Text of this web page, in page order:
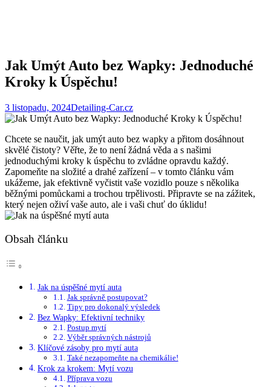
Jak Umýt Auto bez Wapky: Jednoduché
Kroky k Úspěchu!
3 listopadu, 2024Detailing-Car.cz
Chcete se naučit, jak umýt auto bez wapky a přitom dosáhnout
skvělé čistoty? Věřte, že to není žádná věda a s našimi
jednoduchými kroky k úspěchu to zvládne opravdu každý.
Zapomeňte na složité a drahé zařízení – v tomto článku vám
ukážeme, jak efektivně vyčistit vaše vozidlo pouze s několika
běžnými pomůckami a trochou trpělivosti. Připravte se na zážitek,
který nejen oživí vaše auto, ale i vaši chuť do úklidu!
Obsah článku
Jak na úspěšné mytí auta
Jak správně postupovat?
Tipy pro dokonalý výsledek
Bez Wapky: Efektivní techniky
Postup mytí
Výběr správných nástrojů
Klíčové zásoby pro mytí auta
Také nezapomeňte na chemikálie!
Krok za krokem: Mytí vozu
Příprava vozu